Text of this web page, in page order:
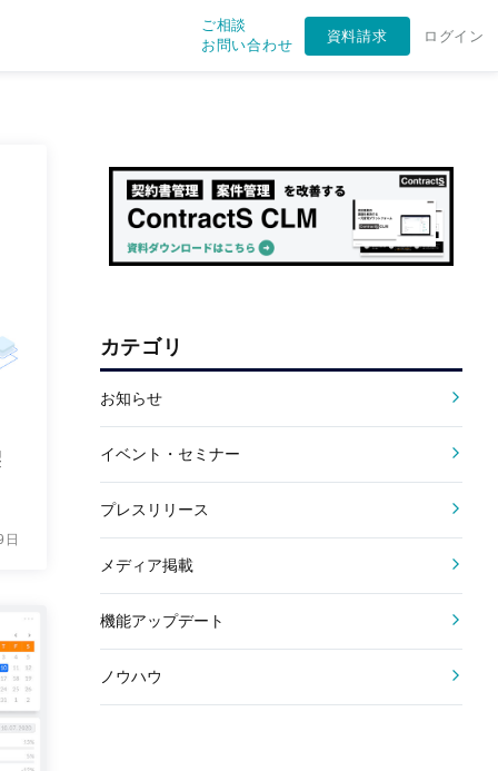
ご相談
お問い合わせ
資料請求 ログイン
カテゴリ
お知らせ
イベント・セミナー
プレスリリース
メディア掲載
機能アップデート
ノウハウ